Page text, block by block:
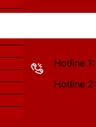
Hotline
Hotline